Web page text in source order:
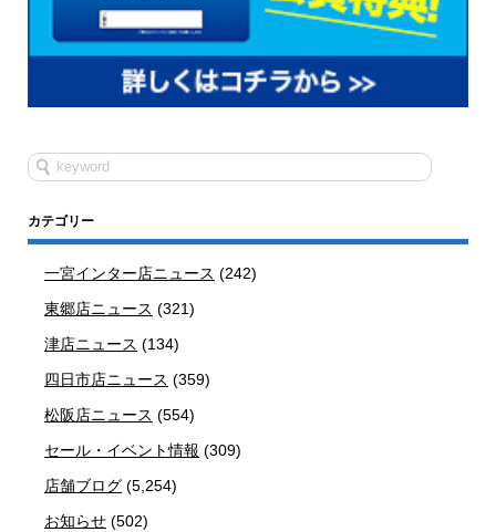
カテゴリー
一宮インター店ニュース (242)
東郷店ニュース (321)
津店ニュース (134)
四日市店ニュース (359)
松阪店ニュース (554)
セール・イベント情報 (309)
店舗ブログ (5,254)
お知らせ (502)